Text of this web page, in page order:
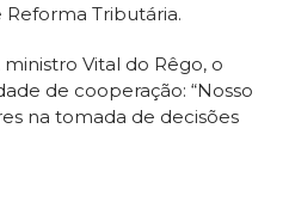
Reforma Tributária.
Vital do Rêgo, o
de cooperação: “Nosso
na tomada de decisões